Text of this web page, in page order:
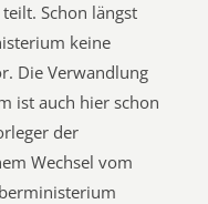
Schon längst
keine
Die Verwandlung
ist auch hier schon
der
Wechsel vom